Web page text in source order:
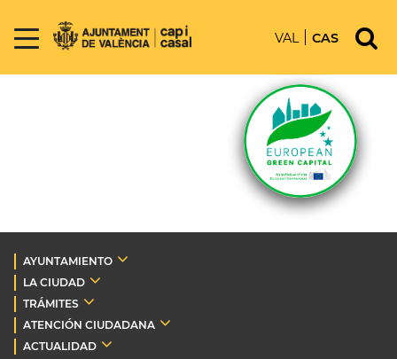
VAL CAS
AYUNTAMIENTO
LA CIUDAD
TRÁMITES
ATENCIÓN CIUDADANA
ACTUALIDAD